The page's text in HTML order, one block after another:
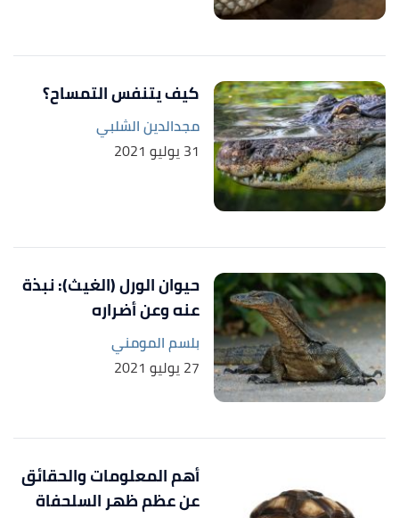
كيف يتنفس التمساح؟
مجدالدين الشلبي
31 يوليو 2021
حيوان الورل (الغيث): نبذة
عنه وعن أضراره
بلسم المومني
27 يوليو 2021
أهم المعلومات والحقائق
عن عظم ظهر السلحفاة